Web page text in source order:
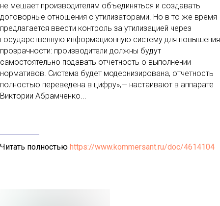
не мешает производителям объединяться и создавать
договорные отношения с утилизаторами. Но в то же время
предлагается ввести контроль за утилизацией через
государственную информационную систему для повышения
прозрачности: производители должны будут
самостоятельно подавать отчетность о выполнении
нормативов. Система будет модернизирована, отчетность
полностью переведена в цифру»,— настаивают в аппарате
Виктории Абрамченко...
Читать полностью https://www.kommersant.ru/doc/4614104